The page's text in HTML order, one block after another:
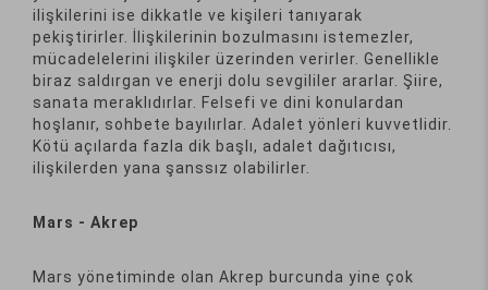
ilişkilerini ise dikkatle ve kişileri tanıyarak
pekiştirirler. İlişkilerinin bozulmasını istemezler,
mücadelelerini ilişkiler üzerinden verirler. Genellikle
biraz saldırgan ve enerji dolu sevgililer ararlar. Şiire,
sanata meraklıdırlar. Felsefi ve dini konulardan
hoşlanır, sohbete bayılırlar. Adalet yönleri kuvvetlidir.
Kötü açılarda fazla dik başlı, adalet dağıtıcısı,
ilişkilerden yana şanssız olabilirler.
Mars - Akrep
Mars yönetiminde olan Akrep burcunda yine çok